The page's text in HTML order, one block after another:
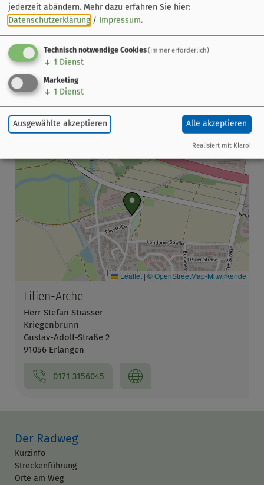
Tourist-Information
Goethestraße 21a
91054 Erlangen
09131 89510
Leaflet | © OpenStreetMap-Mitwirkende
Lilien-Arche
Herr Stefan Strasser
Kriegenbrunn
Gustav-Adolf-Straße 2
91056 Erlangen
0171 3156045
Der Radweg
Kurzinfo
Streckenführung
Orte am Weg
jederzeit abändern. Mehr dazu erfahren Sie hier:
Datenschutzerklärung / Impressum.
Technisch notwendige Cookies(immer erforderlich)
↓ 1 Dienst
Marketing
↓ 1 Dienst
Ausgewählte akzeptieren Alle akzeptieren
Realisiert mit Klaro!